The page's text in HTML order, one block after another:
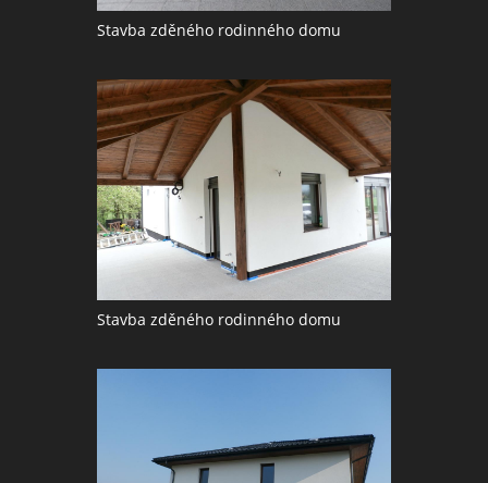
Stavba zděného rodinného domu
Stavba zděného rodinného domu